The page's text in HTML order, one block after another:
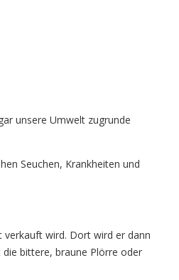
unsere Umwelt zugrunde
Seuchen, Krankheiten und
verkauft wird. Dort wird er dann
bittere, braune Plörre oder